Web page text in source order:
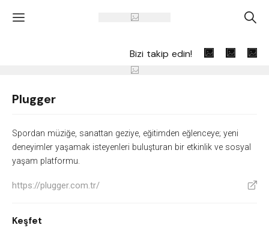
' A
Bizi takip edin!
Plugger
Spordan müziğe, sanattan geziye, eğitimden eğlenceye; yeni
deneyimler yaşamak isteyenleri buluşturan bir etkinlik ve sosyal
yaşam platformu.
https://plugger.com.tr/ V
Keşfet